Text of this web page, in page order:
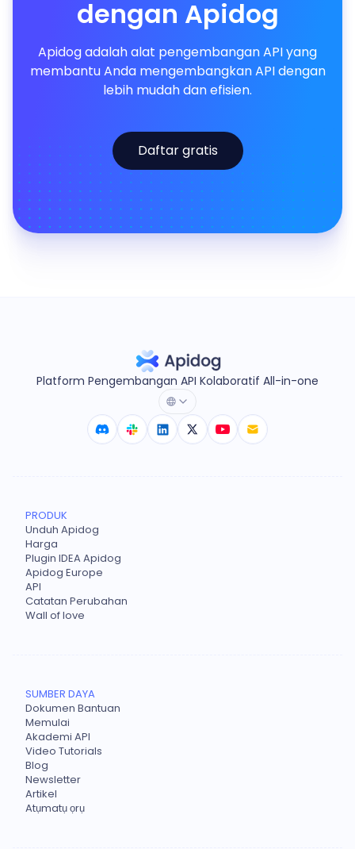
dengan Apidog
Apidog adalah alat pengembangan API yang
membantu Anda mengembangkan API dengan
lebih mudah dan efisien.
Daftar gratis
Platform Pengembangan API Kolaboratif All-in-one
PRODUK
Unduh Apidog
Harga
Plugin IDEA Apidog
Apidog Europe
API
Catatan Perubahan
Wall of love
SUMBER DAYA
Dokumen Bantuan
Memulai
Akademi API
Video Tutorials
Blog
Newsletter
Artikel
Atụmatụ ọrụ